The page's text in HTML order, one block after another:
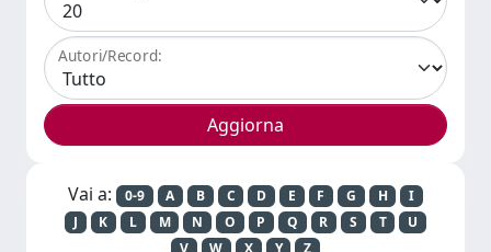
Autori/Record:
Vai a: 0-9 A B C D E F G H
I
J
K L M N O P Q R S T
U